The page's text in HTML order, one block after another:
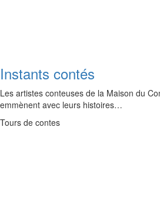
Instants contés
Les artistes conteuses de la Maison du
emmènent avec leurs histoires…
Tours de contes